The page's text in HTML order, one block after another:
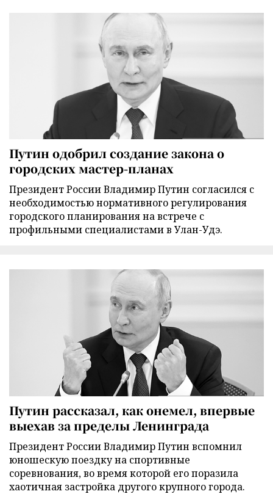
Путин одобрил создание закона о
городских мастер-планах
Президент России Владимир Путин согласился с
необходимостью нормативного регулирования
городского планирования на встрече с
профильными специалистами в Улан-Удэ.
Путин рассказал, как онемел, впервые
выехав за пределы Ленинграда
Президент России Владимир Путин вспомнил
юношескую поездку на спортивные
соревнования, во время которой его поразила
хаотичная застройка другого крупного города.